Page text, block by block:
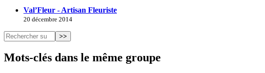
Val’Fleur - Artisan Fleuriste
20 décembre 2014
Mots-clés dans le même groupe